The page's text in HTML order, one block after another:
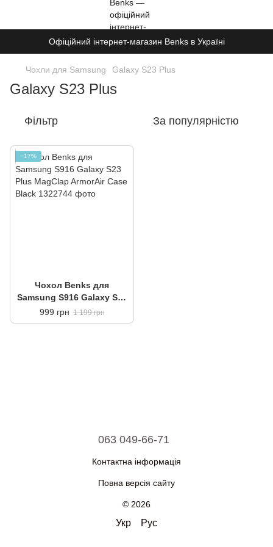
Офіційний інтернет-магазин Benks в Україні
Чохли для Samsung Galaxy S23 Plus
Galaxy S23 Plus
Фільтр За популярністю
−17%
Чохол Benks для
Samsung S916 Galaxy S23
Plus MagClap ArmorAir
Case Black
999 грн 1 199 грн
063 049-66-71
Контактна інформація
Повна версія сайту
© 2026
Укр Рус